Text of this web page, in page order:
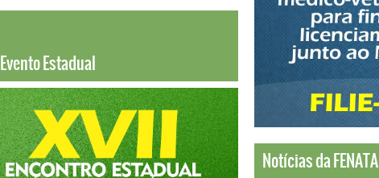
Evento Estadual
Notícias da FENATA